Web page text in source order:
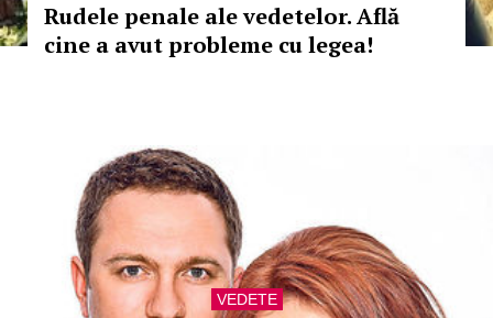
Rudele penale ale vedetelor. Află
cine a avut probleme cu legea!
VEDETE